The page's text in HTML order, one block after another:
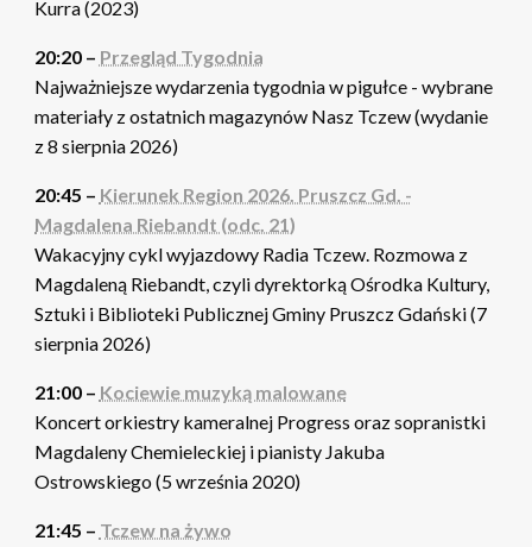
Kurra (2023)
20:20 – Przegląd Tygodnia
Najważniejsze wydarzenia tygodnia w pigułce - wybrane
materiały z ostatnich magazynów Nasz Tczew (wydanie
z 8 sierpnia 2026)
20:45 – Kierunek Region 2026. Pruszcz Gd. -
Magdalena Riebandt (odc. 21)
Wakacyjny cykl wyjazdowy Radia Tczew. Rozmowa z
Magdaleną Riebandt, czyli dyrektorką Ośrodka Kultury,
Sztuki i Biblioteki Publicznej Gminy Pruszcz Gdański (7
sierpnia 2026)
21:00 – Kociewie muzyką malowane
Koncert orkiestry kameralnej Progress oraz sopranistki
Magdaleny Chemieleckiej i pianisty Jakuba
Ostrowskiego (5 września 2020)
21:45 – Tczew na żywo